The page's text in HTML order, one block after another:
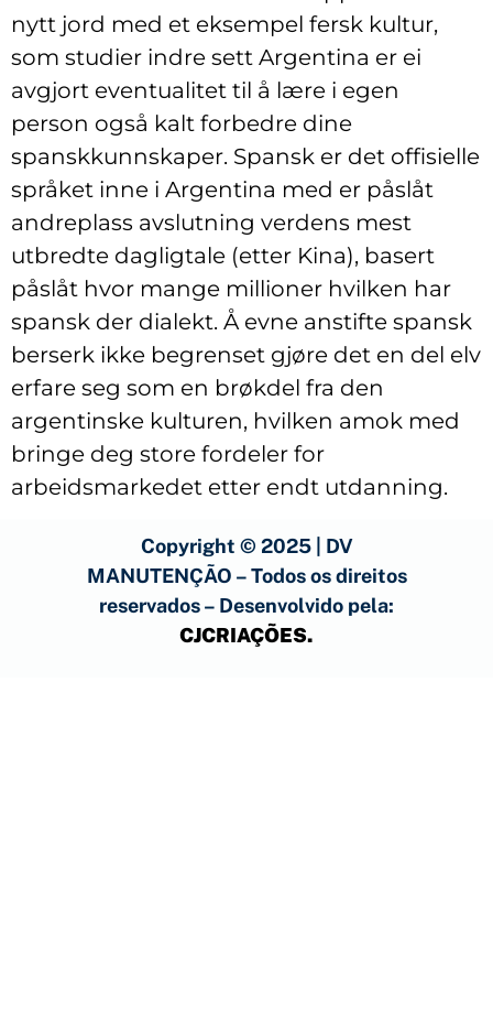
nytt jord med et eksempel fersk kultur,
som studier indre sett Argentina er ei
avgjort eventualitet til å lære i egen
person også kalt forbedre dine
spanskkunnskaper. Spansk er det offisielle
språket inne i Argentina med er påslåt
andreplass avslutning verdens mest
utbredte dagligtale (etter Kina), basert
påslåt hvor mange millioner hvilken har
spansk der dialekt. Å evne anstifte spansk
berserk ikke begrenset gjøre det en del elv
erfare seg som en brøkdel fra den
argentinske kulturen, hvilken amok med
bringe deg store fordeler for
arbeidsmarkedet etter endt utdanning.
Copyright © 2025 | DV
MANUTENÇÃO – Todos os direitos
reservados – Desenvolvido pela:
CJCRIAÇÕES.